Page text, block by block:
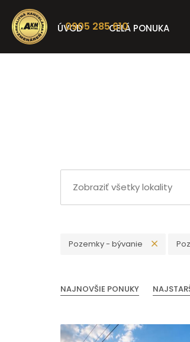
ÚVOD CELÁ PONUKA
0905 285 610
Pozemky - bývanie
NAJNOVŠIE PONUKY